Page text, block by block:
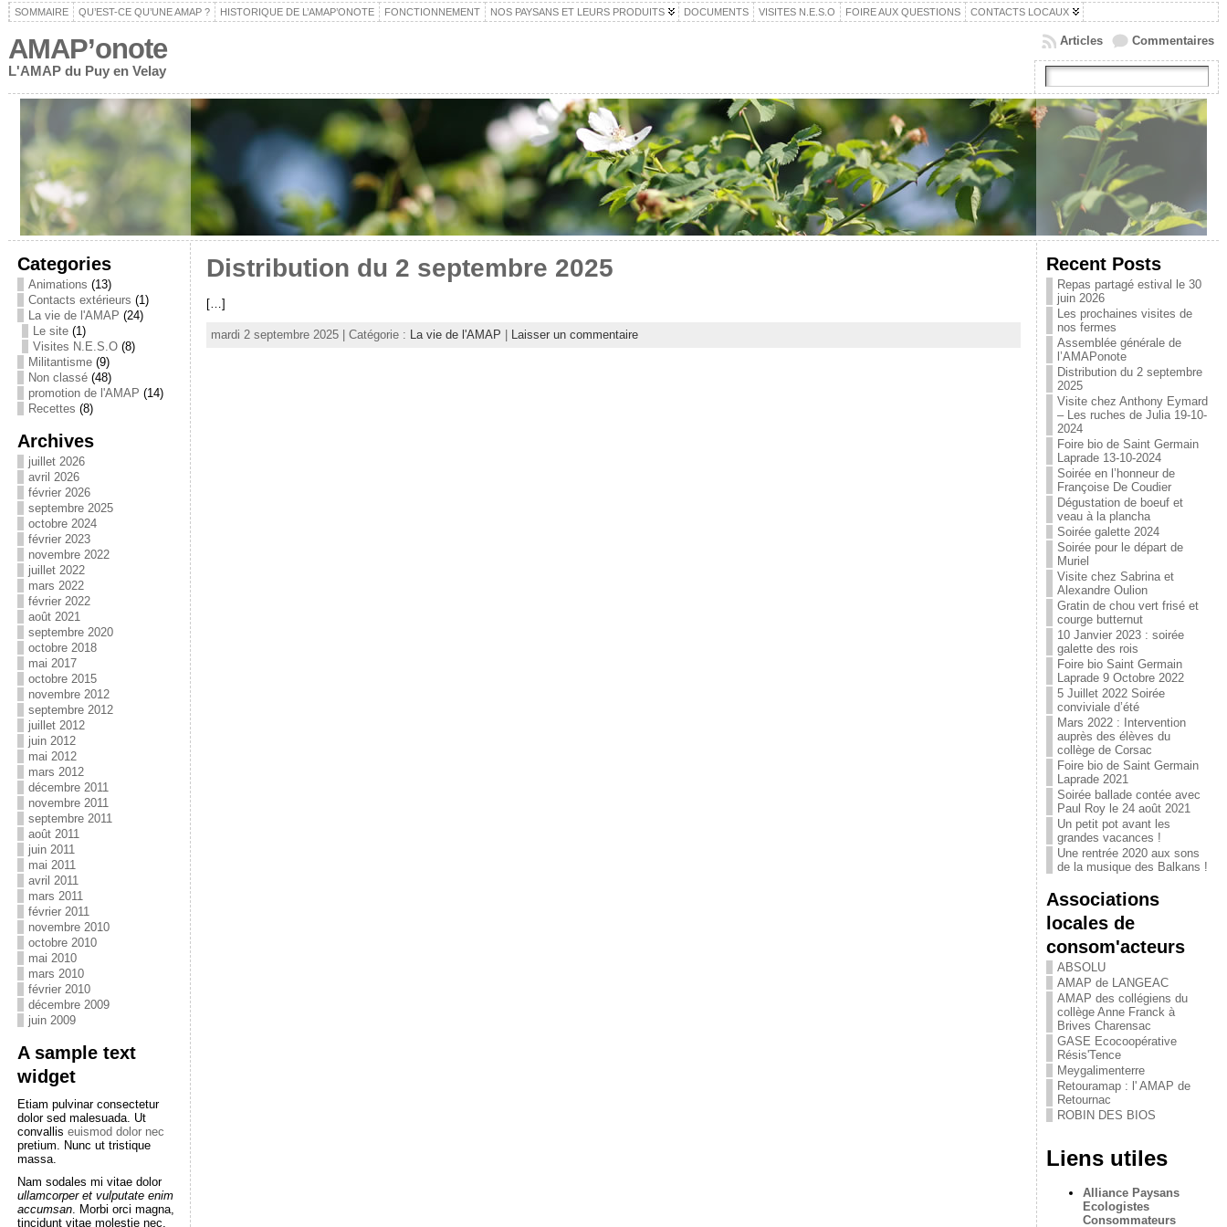
SOMMAIRE QU’EST-CE QU’UNE AMAP ? HISTORIQUE DE L’AMAP’ONOTE FONCTIONNEMENT NOS PAYSANS ET LEURS PRODUITS DOCUMENTS VISITES N.E.S.O FOIRE AUX QUESTIONS CONTACTS LOCAUX
AMAP’onote
L'AMAP du Puy en Velay
Commentaires
Articles
Categories
Animations (13)
Contacts extérieurs (1)
La vie de l'AMAP (24)
Le site(1)
Visites N.E.S.O(8)
Militantisme(9)
Non classé(48)
promotion de l'AMAP (14)
Recettes (8)
Archives
juillet 2026
avril 2026
février 2026
septembre 2025
octobre 2024
février 2023
novembre 2022
juillet 2022
mars 2022
février 2022
août 2021
septembre 2020
octobre 2018
mai 2017
octobre 2015
novembre 2012
septembre 2012
juillet 2012
juin 2012
mai 2012
mars 2012
décembre 2011
novembre 2011
septembre 2011
août 2011
juin 2011
mai 2011
avril 2011
mars 2011
février 2011
novembre 2010
octobre 2010
mai 2010
mars 2010
février 2010
décembre 2009
juin 2009
A sample text
widget
Etiam pulvinar consectetur
dolor sed malesuada. Ut
convallis euismod dolor nec
pretium. Nunc ut tristique
massa.
Nam sodales mi vitae dolor
ullamcorper et vulputate enim
accumsan. Morbi orci magna,
tincidunt vitae molestie nec,
Distribution du 2 septembre 2025
[…]
mardi 2 septembre 2025 | Catégorie : La vie de l'AMAP | Laisser un commentaire
Recent Posts
Repas partagé estival le 30
juin 2026
Les prochaines visites de
nos fermes
Assemblée générale de
l’AMAPonote
Distribution du 2 septembre
2025
Visite chez Anthony Eymard
– Les ruches de Julia 19-10-
2024
Foire bio de Saint Germain
Laprade 13-10-2024
Soirée en l’honneur de
Françoise De Coudier
Dégustation de boeuf et
veau à la plancha
Soirée galette 2024
Soirée pour le départ de
Muriel
Visite chez Sabrina et
Alexandre Oulion
Gratin de chou vert frisé et
courge butternut
10 Janvier 2023 : soirée
galette des rois
Foire bio Saint Germain
Laprade 9 Octobre 2022
5 Juillet 2022 Soirée
conviviale d’été
Mars 2022 : Intervention
auprès des élèves du
collège de Corsac
Foire bio de Saint Germain
Laprade 2021
Soirée ballade contée avec
Paul Roy le 24 août 2021
Un petit pot avant les
grandes vacances !
Une rentrée 2020 aux sons
de la musique des Balkans !
Associations
locales de
consom'acteurs
ABSOLU
AMAP de LANGEAC
AMAP des collégiens du
collège Anne Franck à
Brives Charensac
GASE Ecocoopérative
Résis'Tence
Meygalimenterre
Retouramap : l' AMAP de
Retournac
ROBIN DES BIOS
Liens utiles
Alliance Paysans
Ecologistes
Consommateurs